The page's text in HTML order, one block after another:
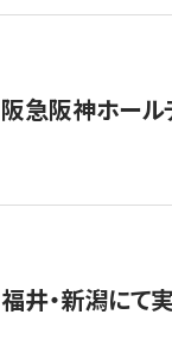
阪急阪神ホール
福井・新潟にて